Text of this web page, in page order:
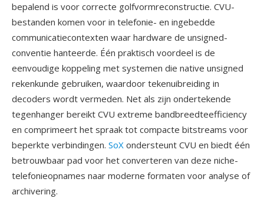
bepalend is voor correcte golfvormreconstructie. CVU-
bestanden komen voor in telefonie- en ingebedde
communicatiecontexten waar hardware de unsigned-
conventie hanteerde. Één praktisch voordeel is de
eenvoudige koppeling met systemen die native unsigned
rekenkunde gebruiken, waardoor tekenuibreiding in
decoders wordt vermeden. Net als zijn ondertekende
tegenhanger bereikt CVU extreme bandbreedteefficiency
en comprimeert het spraak tot compacte bitstreams voor
beperkte verbindingen. SoX ondersteunt CVU en biedt één
betrouwbaar pad voor het converteren van deze niche-
telefonieopnames naar moderne formaten voor analyse of
archivering.